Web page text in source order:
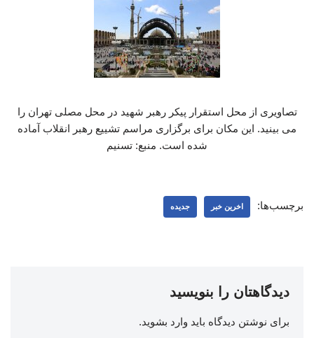
تصاویری از محل استقرار پیکر رهبر شهید در محل مصلی تهران را
می بینید. این مکان برای برگزاری مراسم تشییع رهبر انقلاب آماده
شده است. منبع: تسنیم
برچسب‌ها: اخرین خبر جدیده
دیدگاهتان را بنویسید
برای نوشتن دیدگاه باید وارد بشوید.